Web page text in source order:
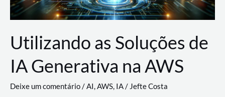
Utilizando as Soluções de
IA Generativa na AWS
Deixe um comentário/AI,AWS, IA/Jefte Costa